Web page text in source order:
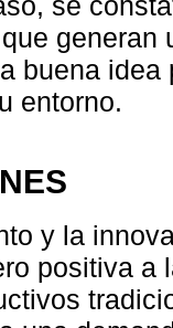
generan
buena
entorno.
y la
positiva a